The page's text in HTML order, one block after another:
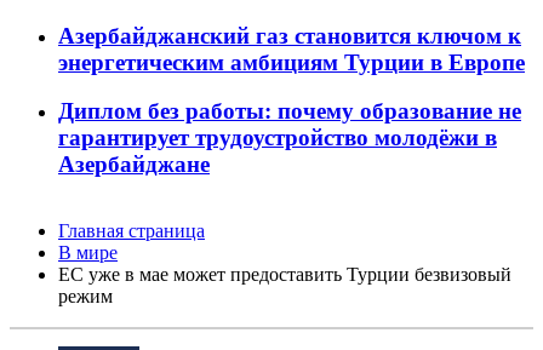
Азербайджанский газ становится ключом к
энергетическим амбициям Турции в Европе
Диплом без работы: почему образование не
гарантирует трудоустройство молодёжи в
Азербайджане
Главная страница
В мире
ЕС уже в мае может предоставить Турции безвизовый
режим